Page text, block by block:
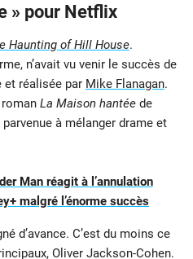
» pour Netflix
Haunting of Hill House.
n’avait vu venir le succès de
et réalisée par Mike Flanagan.
La Maison hantée de
à mélanger drame et
Man réagit à l’annulation
malgré l’énorme succès
d’avance. C’est du moins ce
Oliver Jackson-Cohen.